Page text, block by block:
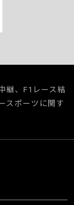
継、F1レース結
スポーツに関す